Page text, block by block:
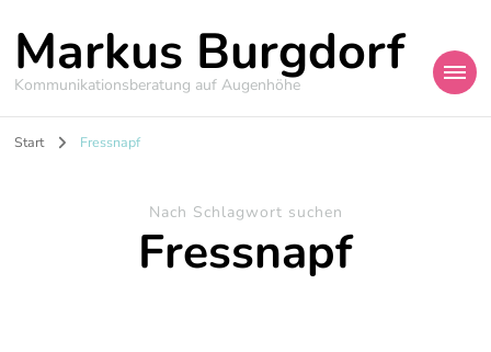
Markus Burgdorf
Kommunikationsberatung auf Augenhöhe
Start Fressnapf
Nach Schlagwort suchen
Fressnapf